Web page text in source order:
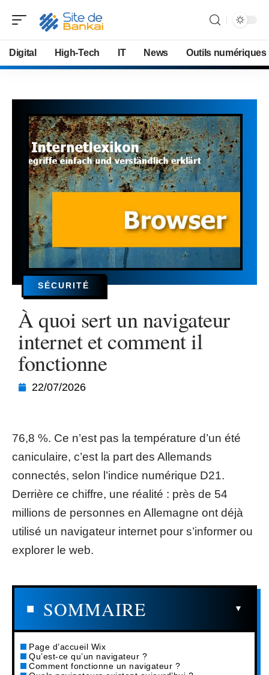
Digital High-Tech IT News Outils numériques
SÉCURITÉ
À quoi sert un navigateur
internet et comment il
fonctionne
22/07/2026
76,8 %. Ce n’est pas la température d’un été
caniculaire, c’est la part des Allemands
connectés, selon l’indice numérique D21.
Derrière ce chiffre, une réalité : près de 54
millions de personnes en Allemagne ont déjà
utilisé un navigateur internet pour s’informer ou
explorer le web.
SOMMAIRE
Page d’accueil Wix
Qu’est-ce qu’un navigateur ?
Comment fonctionne un navigateur ?